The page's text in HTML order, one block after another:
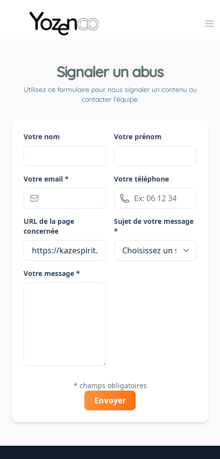
Yozenco - Organisateur de Salons, Evénements et
Signaler un abus
Utilisez ce formulaire pour nous signaler un contenu ou
contacter l'équipe.
Votre nom Votre prénom
Votre email * Votre téléphone
URL de la page
concernée
Sujet de votre message
*
Votre message *
* champs obligatoires
Envoyer